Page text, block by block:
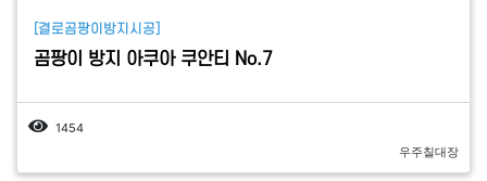
[결로곰팡이방지시공]
곰팡이 방지 아쿠아 쿠안티 No.7
1454
우주칠대장